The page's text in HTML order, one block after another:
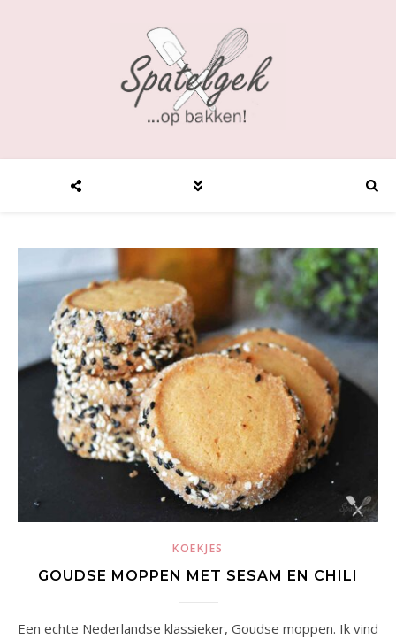
KOEKJES
GOUDSE MOPPEN MET SESAM EN CHILI
Een echte Nederlandse klassieker, Goudse moppen. Ik vind